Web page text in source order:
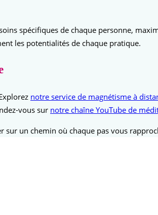
spécifiques de chaque personne,
les potentialités de chaque pratique.
notre service de magnétisme à
vous sur notre chaîne YouTube de
sur un chemin où chaque pas vous